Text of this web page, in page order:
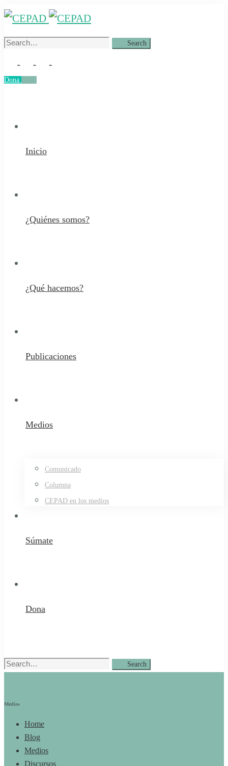
Search
Search
Dona
Inicio
¿Quiénes somos?
¿Qué hacemos?
Publicaciones
Medios
Comunicado
Columna
CEPAD en los medios
Súmate
Dona
Search
Search
Medios
Home
Blog
Medios
Discursos